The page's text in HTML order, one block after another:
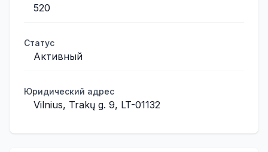
520
Статус
Активный
Юридический адрес
Vilnius, Trakų g. 9, LT-01132